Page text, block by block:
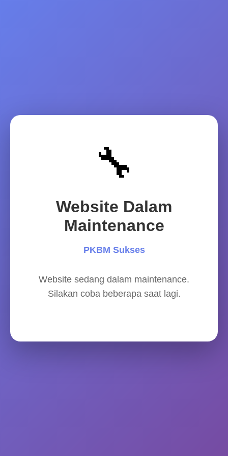
🔧
Website Dalam
Maintenance
PKBM Sukses
Website sedang dalam maintenance.
Silakan coba beberapa saat lagi.